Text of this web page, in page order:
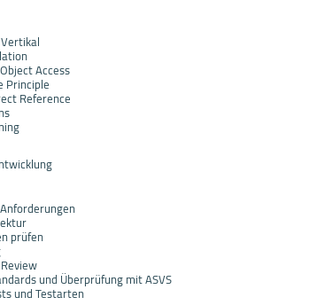
Access
Principle
Reference
prüfen
und Überprüfung mit ASVS
und Testarten